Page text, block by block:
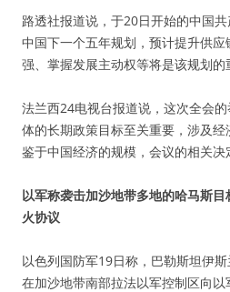
路透社报道说，于20日开始的中国
中国下一个五年规划，预计提升供
强、掌握发展主动权等将是该规划的
法兰西24电视台报道说，这次全会
体的长期政策目标至关重要，涉及经
鉴于中国经济的规模，会议的相关决
以军称袭击加沙地带多地的哈马斯
火协议
以色列国防军19日称，巴勒斯坦伊
在加沙地带南部拉法以军控制区向